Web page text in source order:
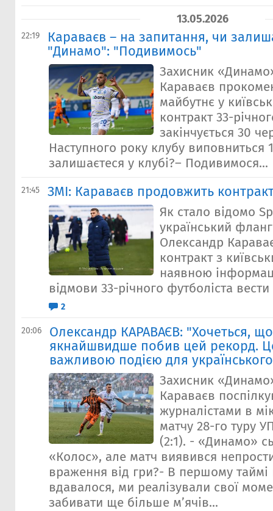
13.05.2026
22:19
Караваєв – на запитання, чи
"Динамо": "Подивимось"
Захисник
Караваєв
майбутнє у
контракт 33-
закінчується 30
Наступного року клубу виповниться
залишаєтеся у клубі?– Подивимося...
21:45 ЗМІ: Караваєв продовжить
Як стало відомо
український
Олександр
контракт з
наявною
відмови 33-річного футболіста
2
20:06
Олександр КАРАВАЄВ: "Хочеться,
якнайшвидше побив цей рекорд.
важливою подією для
Захисник
Караваєв
журналістами в
матчу 28-го туру
(2:1). - «Динамо»
«Колос», але матч виявився
враження від гри?- В першому таймі
вдавалося, ми реалізували свої
забивати ще більше м’ячів...